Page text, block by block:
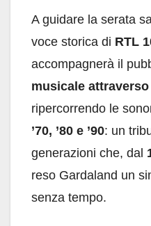
A guidare la serata
voce storica di RTL
accompagnerà il
musicale
ripercorrendo le
’70, ’80 e ’90: un
generazioni che, dal
reso Gardaland un
senza tempo.